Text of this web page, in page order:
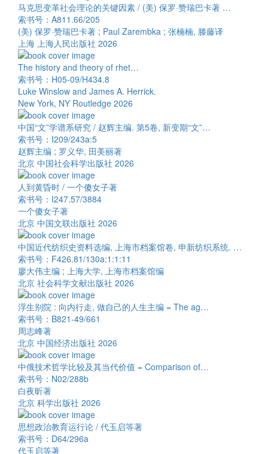
马克思变革社会理论的关键因素 / (美) 保罗·赞瑞巴卡著 …
索书号：A811.66/205
(美) 保罗·赞瑞巴卡著 ; Paul Zarembka ; 张楠楠, 滕藤译
上海 上海人民出版社 2026
The history and theory of rhet…
索书号：H05-09/H434.8
Luke Winslow and James A. Herrick.
New York, NY Routledge 2026
中国“文”学谱系研究 / 赵辉主编. 第5卷, 新变期“文”…
索书号：I209/243a:5
赵辉主编 ; 罗义华, 田美丽著
北京 中国社会科学出版社 2026
人到黄昏时 / 一个傻女子著
索书号：I247.57/3884
一个傻女子著
北京 中国文联出版社 2026
中国近代纺织史资料选编, 上海市档案馆卷, 申新纺织系统. …
索书号：F426.81/130a:1:1:11
廖大伟主编 ; 上海大学, 上海市档案馆编
北京 社会科学文献出版社 2026
浮生别院 : 向内行走, 做自己的人生主编 = The ag…
索书号：B821-49/661
周志峰著
北京 中国经济出版社 2026
中俄技术哲学比较及其当代价值 = Comparison of…
索书号：N02/288b
白夜昕著
北京 科学出版社 2026
思想政治教育运行论 / 代玉启等著
索书号：D64/296a
代玉启等著